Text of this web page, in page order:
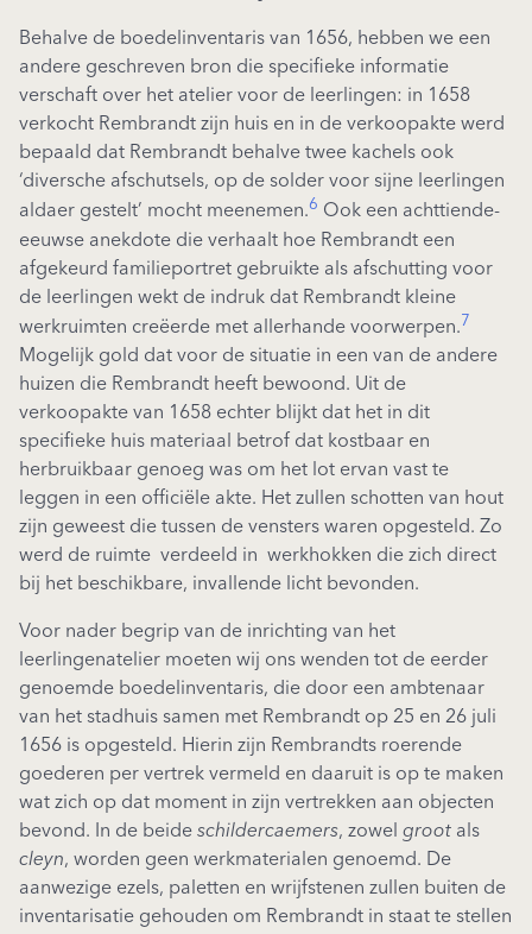
Behalve de boedelinventaris van 1656, hebben we een
andere geschreven bron die specifieke informatie
verschaft over het atelier voor de leerlingen: in 1658
verkocht Rembrandt zijn huis en in de verkoopakte werd
bepaald dat Rembrandt behalve twee kachels ook
‘diversche afschutsels, op de solder voor sijne leerlingen
aldaer gestelt’ mocht meenemen.6 Ook een achttiende-
eeuwse anekdote die verhaalt hoe Rembrandt een
afgekeurd familieportret gebruikte als afschutting voor
de leerlingen wekt de indruk dat Rembrandt kleine
werkruimten creëerde met allerhande voorwerpen. 7
Mogelijk gold dat voor de situatie in een van de andere
huizen die Rembrandt heeft bewoond. Uit de
verkoopakte van 1658 echter blijkt dat het in dit
specifieke huis materiaal betrof dat kostbaar en
herbruikbaar genoeg was om het lot ervan vast te
leggen in een officiële akte. Het zullen schotten van hout
zijn geweest die tussen de vensters waren opgesteld. Zo
werd de ruimte verdeeld in werkhokken die zich direct
bij het beschikbare, invallende licht bevonden.
Voor nader begrip van de inrichting van het
leerlingenatelier moeten wij ons wenden tot de eerder
genoemde boedelinventaris, die door een ambtenaar
van het stadhuis samen met Rembrandt op 25 en 26 juli
1656 is opgesteld. Hierin zijn Rembrandts roerende
goederen per vertrek vermeld en daaruit is op te maken
wat zich op dat moment in zijn vertrekken aan objecten
bevond. In de beide schildercaemers, zowel groot als
cleyn, worden geen werkmaterialen genoemd. De
aanwezige ezels, paletten en wrijfstenen zullen buiten de
inventarisatie gehouden om Rembrandt in staat te stellen